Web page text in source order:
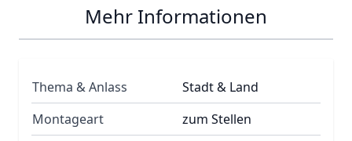
Mehr Informationen
Thema & Anlass
Stadt & Land
Montageart
zum Stellen